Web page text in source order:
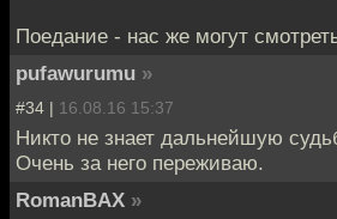
Поедание - нас же могут
pufawurumu »
#34 | 16.08.16 15:37
Никто не знает дальнейшую
Очень за него переживаю.
RomanBAX »